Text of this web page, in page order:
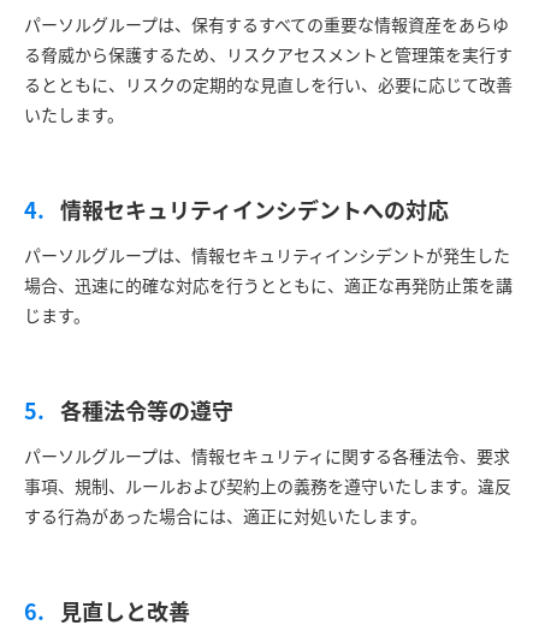
パーソルグループは、保有するすべての重要な情報資産をあらゆ
る脅威から保護するため、リスクアセスメントと管理策を実行す
るとともに、リスクの定期的な見直しを行い、必要に応じて改善
いたします。
情報セキュリティインシデントへの対応
パーソルグループは、情報セキュリティインシデントが発生した
場合、迅速に的確な対応を行うとともに、適正な再発防止策を講
じます。
各種法令等の遵守
パーソルグループは、情報セキュリティに関する各種法令、要求
事項、規制、ルールおよび契約上の義務を遵守いたします。違反
する行為があった場合には、適正に対処いたします。
見直しと改善